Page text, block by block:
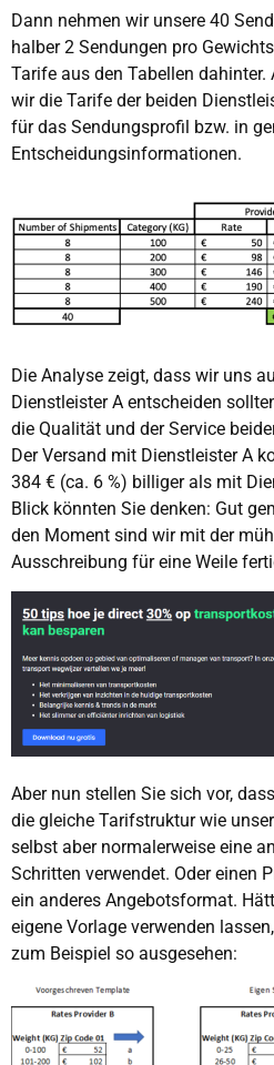
Dann nehmen wir unsere 40
halber 2 Sendungen pro
Tarife aus den Tabellen dahinter.
wir die Tarife der beiden
für das Sendungsprofil bzw. in
Entscheidungsinformationen.
Die Analyse zeigt, dass wir uns
Dienstleister A entscheiden
die Qualität und der Service
Der Versand mit Dienstleister A
384 € (ca. 6 %) billiger als mit
Blick könnten Sie denken: Gut
den Moment sind wir mit der
Ausschreibung für eine Weile
Aber nun stellen Sie sich vor,
die gleiche Tarifstruktur wie
selbst aber normalerweise eine
Schritten verwendet. Oder einen
ein anderes Angebotsformat.
eigene Vorlage verwenden
zum Beispiel so ausgesehen: